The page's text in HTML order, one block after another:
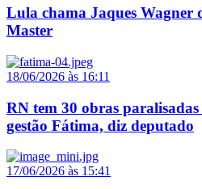
Lula chama Jaques Wagner
Master
18/06/2026 às 16:11
RN tem 30 obras
gestão Fátima, diz deputado
17/06/2026 às 15:41